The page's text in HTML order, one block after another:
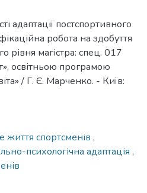
адаптації постспортивного
робота на здобуття
рівня магістра: спец. 017
освітньою програмою
/ Г. Є. Марченко. - Київ:
життя спортсменів ,
психологічна адаптація ,